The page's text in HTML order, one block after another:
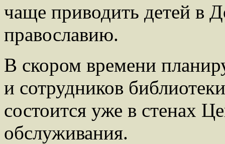
чаще приводить детей в
православию.
В скором времени
и сотрудников
состоится уже в стенах
обслуживания.